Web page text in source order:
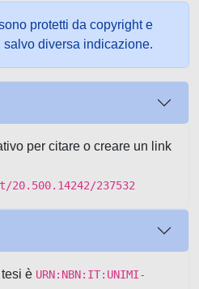
protetti da copyright e
diversa indicazione.
per citare o creare un link
237532
è URN:NBN:IT:UNIMI-